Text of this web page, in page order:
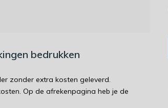
bedrukken
zonder extra kosten geleverd.
Op de afrekenpagina heb je de